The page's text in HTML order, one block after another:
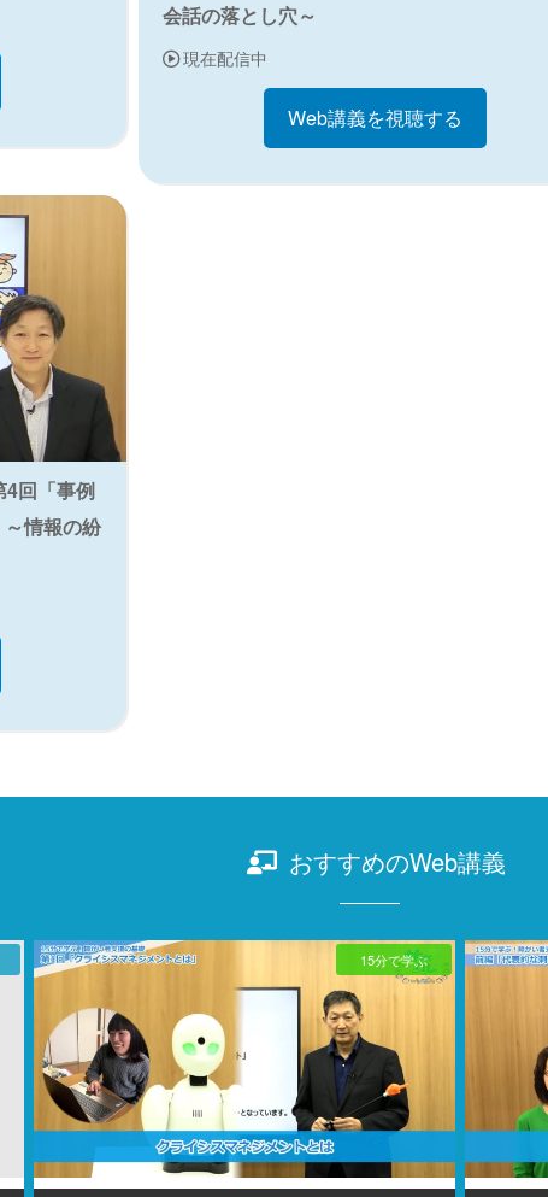
会話の落とし穴～
現在配信中
Web講義を視聴する
4回「事例
情報の紛
おすすめのWeb講義
15分で学ぶ